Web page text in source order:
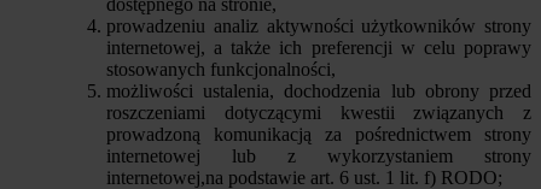
prowadzeniu analiz aktywności użytkowników strony
internetowej, a także ich preferencji w celu poprawy
stosowanych funkcjonalności,
możliwości ustalenia, dochodzenia lub obrony przed
roszczeniami dotyczącymi kwestii związanych z
prowadzoną komunikacją za pośrednictwem strony
internetowej lub z wykorzystaniem strony
internetowej,na podstawie art. 6 ust. 1 lit. f) RODO;